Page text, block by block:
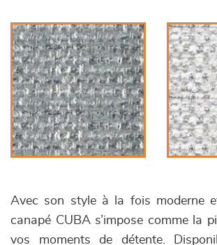
Avec son style à la fois moderne
canapé CUBA s’impose comme la
vos moments de détente.